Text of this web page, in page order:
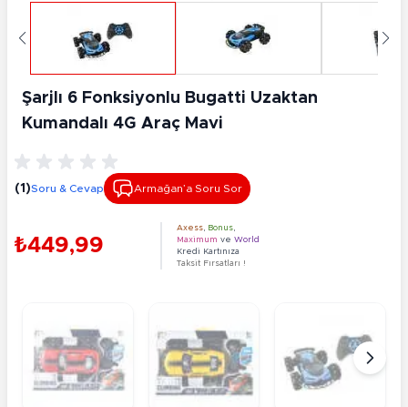
Şarjlı 6 Fonksiyonlu Bugatti Uzaktan
Kumandalı 4G Araç Mavi
(1)Soru & Cevap Armağan’a Soru Sor
₺449,99
Axess Bonus
Maximum ve World
Kredi Kartınıza
Taksit Fırsatları !